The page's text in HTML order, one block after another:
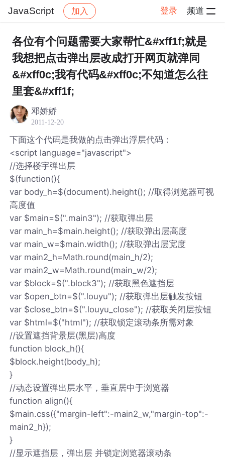
JavaScript 加入 登录 频道
社区 JavaScript 帖子详情
各位有个问题需要大家帮忙&#xff1f;就是
我想把点击弹出层改成打开网页就弹同
&#xff0c;我有代码&#xff0c;不知道怎么往
里套&#xff1f;
邓娇娇
2011-12-20
下面这个代码是我做的点击弹出浮层代码：
<script language="javascript">
//选择楼宇弹出层
$(function(){
var body_h=$(document).height(); //取得浏览器可视
高度值
var $main=$(".main3"); //获取弹出层
var main_h=$main.height(); //获取弹出层高度
var main_w=$main.width(); //获取弹出层宽度
var main2_h=Math.round(main_h/2);
var main2_w=Math.round(main_w/2);
var $block=$(".block3"); //获取黑色遮挡层
var $open_btn=$(".louyu"); //获取弹出层触发按钮
var $close_btn=$(".louyu_close"); //获取关闭层按钮
var $html=$("html"); //获取锁定滚动条所需对象
//设置遮挡背景层(黑层)高度
function block_h(){
$block.height(body_h);
}
//动态设置弹出层水平，垂直居中于浏览器
function align(){
$main.css({"margin-left":-main2_w,"margin-top":-
main2_h});
}
//显示遮挡层，弹出层 并锁定浏览器滚动条